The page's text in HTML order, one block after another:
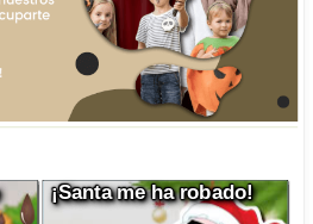
¡Santa me ha robado!